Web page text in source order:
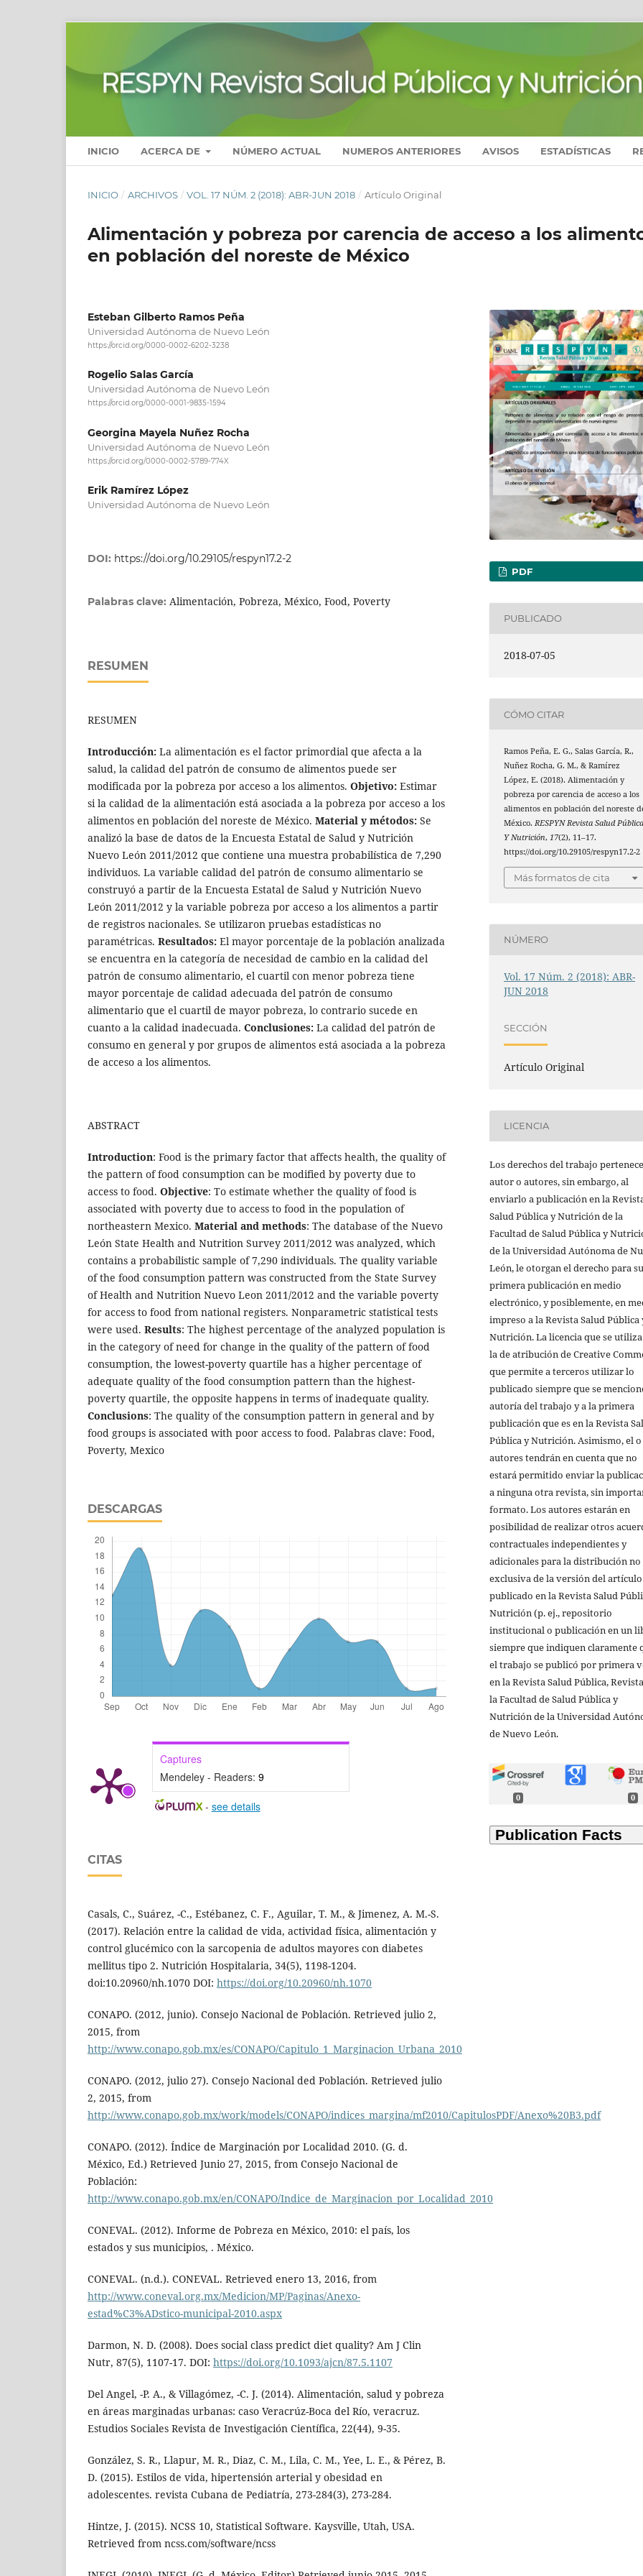
INICIO ACERCA DE NÚMERO ACTUAL NUMEROS ANTERIORES AVISOS ESTADÍSTICAS
INICIO / ARCHIVOS / VOL. 17 NÚM. 2 (2018): ABR-JUN 2018 / Artículo Original
Alimentación y pobreza por carencia de acceso a los
en población del noreste de México
Esteban Gilberto Ramos Peña
Universidad Autónoma de Nuevo León
https://orcid.org/0000-0002-6202-3238
Rogelio Salas García
Universidad Autónoma de Nuevo León
https://orcid.org/0000-0001-9835-1594
Georgina Mayela Nuñez Rocha
Universidad Autónoma de Nuevo León
https://orcid.org/0000-0002-5789-774X
Erik Ramírez López
Universidad Autónoma de Nuevo León
DOI: https://doi.org/10.29105/respyn17.2-2
Palabras clave: Alimentación, Pobreza, México, Food, Poverty
RESUMEN
RESUMEN
Introducción: La alimentación es el factor primordial que afecta a la
salud, la calidad del patrón de consumo de alimentos puede ser
modificada por la pobreza por acceso a los alimentos. Objetivo: Estimar
si la calidad de la alimentación está asociada a la pobreza por acceso a los
alimentos en población del noreste de México. Material y métodos: Se
analizó la base de datos de la Encuesta Estatal de Salud y Nutrición
Nuevo León 2011/2012 que contiene una muestra probabilística de 7,290
individuos. La variable calidad del patrón de consumo alimentario se
construyó a partir de la Encuesta Estatal de Salud y Nutrición Nuevo
León 2011/2012 y la variable pobreza por acceso a los alimentos a partir
de registros nacionales. Se utilizaron pruebas estadísticas no
paramétricas. Resultados: El mayor porcentaje de la población analizada
se encuentra en la categoría de necesidad de cambio en la calidad del
patrón de consumo alimentario, el cuartil con menor pobreza tiene
mayor porcentaje de calidad adecuada del patrón de consumo
alimentario que el cuartil de mayor pobreza, lo contrario sucede en
cuanto a la calidad inadecuada. Conclusiones: La calidad del patrón de
consumo en general y por grupos de alimentos está asociada a la pobreza
de acceso a los alimentos.
ABSTRACT
Introduction: Food is the primary factor that affects health, the quality of
the pattern of food consumption can be modified by poverty due to
access to food. Objective: To estimate whether the quality of food is
associated with poverty due to access to food in the population of
northeastern Mexico. Material and methods: The database of the Nuevo
León State Health and Nutrition Survey 2011/2012 was analyzed, which
contains a probabilistic sample of 7,290 individuals. The quality variable
of the food consumption pattern was constructed from the State Survey
of Health and Nutrition Nuevo Leon 2011/2012 and the variable poverty
for access to food from national registers. Nonparametric statistical tests
were used. Results: The highest percentage of the analyzed population is
in the category of need for change in the quality of the pattern of food
consumption, the lowest-poverty quartile has a higher percentage of
adequate quality of the food consumption pattern than the highest-
poverty quartile, the opposite happens in terms of inadequate quality.
Conclusions: The quality of the consumption pattern in general and by
food groups is associated with poor access to food. Palabras clave: Food,
Poverty, Mexico
DESCARGAS
Captures
Mendeley - Readers: 9
- see details
CITAS
Casals, C., Suárez, -C., Estébanez, C. F., Aguilar, T. M., & Jimenez, A. M.-S.
(2017). Relación entre la calidad de vida, actividad física, alimentación y
control glucémico con la sarcopenia de adultos mayores con diabetes
mellitus tipo 2. Nutrición Hospitalaria, 34(5), 1198-1204.
doi:10.20960/nh.1070 DOI: https://doi.org/10.20960/nh.1070
CONAPO. (2012, junio). Consejo Nacional de Población. Retrieved julio 2,
2015, from
http://www.conapo.gob.mx/es/CONAPO/Capitulo_1_Marginacion_Urbana_2010
CONAPO. (2012, julio 27). Consejo Nacional ded Población. Retrieved julio
2, 2015, from
http://www.conapo.gob.mx/work/models/CONAPO/indices_margina/mf2010/CapitulosPDF/Anexo%20B3.pdf
CONAPO. (2012). Índice de Marginación por Localidad 2010. (G. d.
México, Ed.) Retrieved Junio 27, 2015, from Consejo Nacional de
Población:
http://www.conapo.gob.mx/en/CONAPO/Indice_de_Marginacion_por_Localidad_2010
CONEVAL. (2012). Informe de Pobreza en México, 2010: el país, los
estados y sus municipios, . México.
CONEVAL. (n.d.). CONEVAL. Retrieved enero 13, 2016, from
http://www.coneval.org.mx/Medicion/MP/Paginas/Anexo-
estad%C3%ADstico-municipal-2010.aspx
Darmon, N. D. (2008). Does social class predict diet quality? Am J Clin
Nutr, 87(5), 1107-17. DOI: https://doi.org/10.1093/ajcn/87.5.1107
Del Angel, -P. A., & Villagómez, -C. J. (2014). Alimentación, salud y pobreza
en áreas marginadas urbanas: caso Veracrúz-Boca del Río, veracruz.
Estudios Sociales Revista de Investigación Científica, 22(44), 9-35.
González, S. R., Llapur, M. R., Diaz, C. M., Lila, C. M., Yee, L. E., & Pérez, B.
D. (2015). Estilos de vida, hipertensión arterial y obesidad en
adolescentes. revista Cubana de Pediatría, 273-284(3), 273-284.
Hintze, J. (2015). NCSS 10, Statistical Software. Kaysville, Utah, USA.
Retrieved from ncss.com/software/ncss
PDF
PUBLICADO
2018-07-05
CÓMO CITAR
Ramos Peña, E. G., Salas García, R.,
Nuñez Rocha, G. M., & Ramírez
López, E. (2018). Alimentación y
pobreza por carencia de acceso a los
alimentos en población del noreste
México.RESPYN Revista Salud
Y Nutrición,17(2), 11–17.
https://doi.org/10.29105/respyn17.2-2
Más formatos de cita
NÚMERO
Vol. 17 Núm. 2 (2018): ABR-
JUN 2018
SECCIÓN
Artículo Original
LICENCIA
Los derechos del trabajo
autor o autores, sin embargo, al
enviarlo a publicación en la
Salud Pública y Nutrición de la
Facultad de Salud Pública y
de la Universidad Autónoma de
León, le otorgan el derecho para su
primera publicación en medio
electrónico, y posiblemente, en
impreso a la Revista Salud Pública
Nutrición. La licencia que se utiliza
la de atribución de Creative
que permite a terceros utilizar lo
publicado siempre que se
autoría del trabajo y a la primera
publicación que es en la Revista
Pública y Nutrición. Asimismo, el
autores tendrán en cuenta que no
estará permitido enviar la
a ninguna otra revista, sin
formato. Los autores estarán en
posibilidad de realizar otros
contractuales independientes y
adicionales para la distribución no
exclusiva de la versión del artículo
publicado en la Revista Salud
Nutrición (p. ej., repositorio
institucional o publicación en un
siempre que indiquen claramente
el trabajo se publicó por primera
en la Revista Salud Pública,
la Facultad de Salud Pública y
Nutrición de la Universidad
de Nuevo León.
0 0